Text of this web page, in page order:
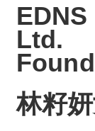
Ltd.
林籽